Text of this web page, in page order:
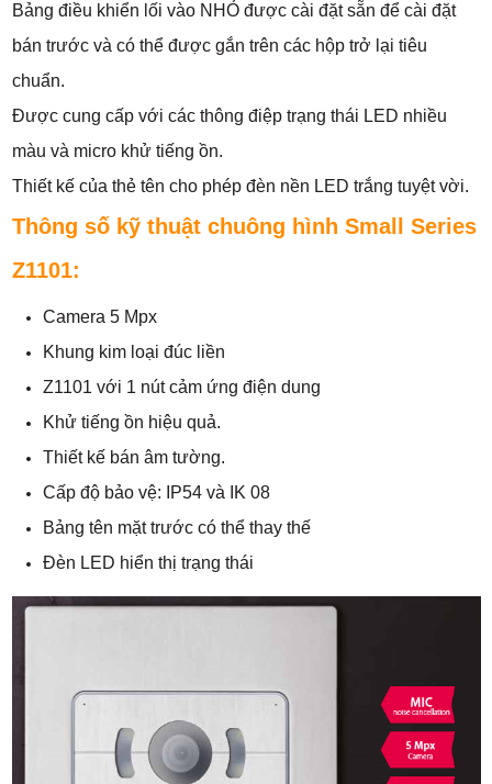
Bảng điều khiển lối vào NHỎ được cài đặt sẵn để cài đặt
bán trước và có thể được gắn trên các hộp trở lại tiêu
chuẩn.
Được cung cấp với các thông điệp trạng thái LED nhiều
màu và micro khử tiếng ồn.
Thiết kế của thẻ tên cho phép đèn nền LED trắng tuyệt vời.
Thông số kỹ thuật chuông hình Small Series
Z1101:
Camera 5 Mpx
Khung kim loại đúc liền
Z1101 với 1 nút cảm ứng điện dung
Khử tiếng ồn hiệu quả.
Thiết kế bán âm tường.
Cấp độ bảo vệ: IP54 và IK 08
Bảng tên mặt trước có thể thay thế
Đèn LED hiển thị trạng thái